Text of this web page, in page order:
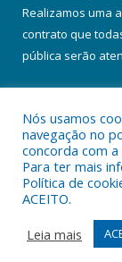
Realizamos uma
contrato que
pública serão
Todos os
Mapa do Site
Acessar
Nós usamos
navegação no
concorda com
Para ter mais
Política de
ACEITO.
Leia mais